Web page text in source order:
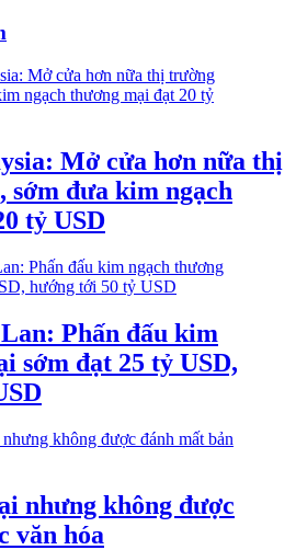
Mở cửa hơn nữa thị
sớm đưa kim ngạch
tỷ USD
Phấn đấu kim
sớm đạt 25 tỷ USD,
nhưng không được
văn hóa